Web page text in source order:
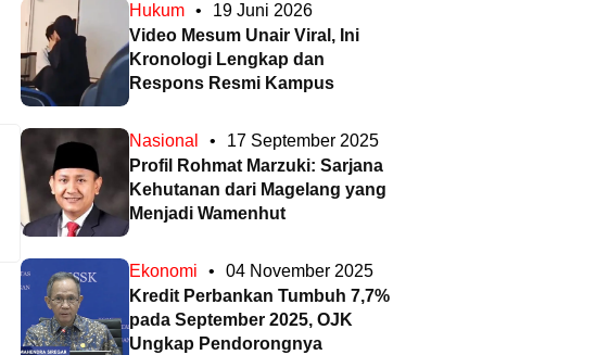
Hukum •
19 Juni 2026
Video Mesum Unair Viral, Ini
Kronologi Lengkap dan
Respons Resmi Kampus
Nasional •
17 September 2025
Profil Rohmat Marzuki: Sarjana
Kehutanan dari Magelang yang
Menjadi Wamenhut
Ekonomi •
04 November 2025
Kredit Perbankan Tumbuh 7,7%
pada September 2025, OJK
Ungkap Pendorongnya